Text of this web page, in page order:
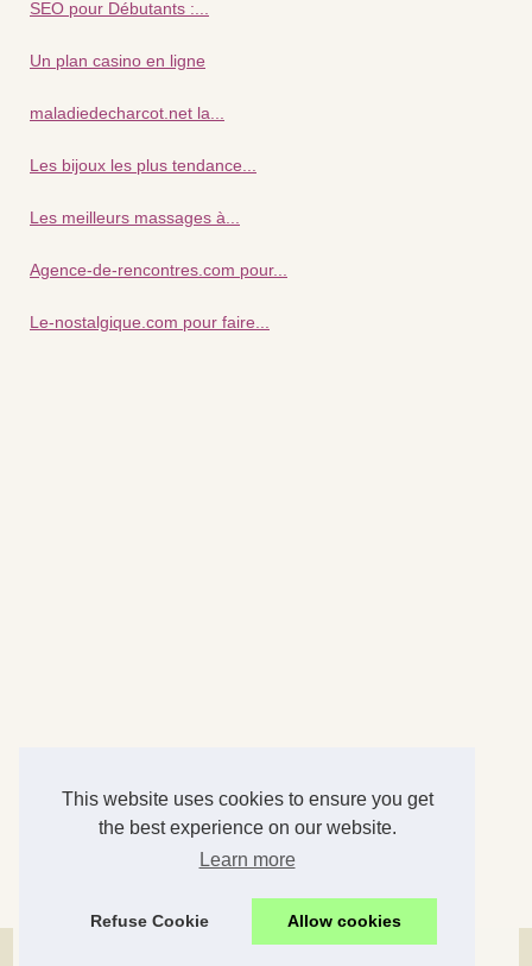
This website uses cookies to ensure you get
the best experience on our website.
Learn more
Refuse Cookie Allow cookies
SEO pour Débutants :...
Un plan casino en ligne
maladiedecharcot.net la...
Les bijoux les plus tendance...
Les meilleurs massages à...
Agence-de-rencontres.com pour...
Le-nostalgique.com pour faire...